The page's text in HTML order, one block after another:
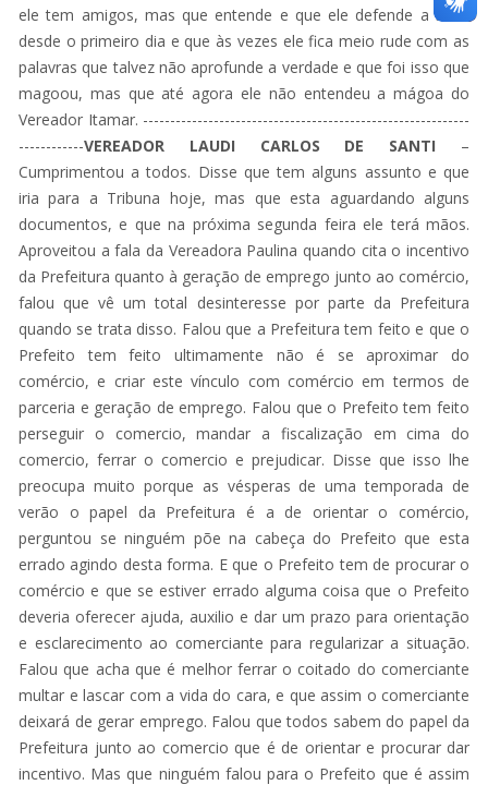
ele tem amigos, mas que entende e que ele defende a base
desde o primeiro dia e que às vezes ele fica meio rude com as
palavras que talvez não aprofunde a verdade e que foi isso que
magoou, mas que até agora ele não entendeu a mágoa do
Vereador Itamar. ------------------------------------------------------------
------------VEREADOR LAUDI CARLOS DE SANTI –
Cumprimentou a todos. Disse que tem alguns assunto e que
iria para a Tribuna hoje, mas que esta aguardando alguns
documentos, e que na próxima segunda feira ele terá mãos.
Aproveitou a fala da Vereadora Paulina quando cita o incentivo
da Prefeitura quanto à geração de emprego junto ao comércio,
falou que vê um total desinteresse por parte da Prefeitura
quando se trata disso. Falou que a Prefeitura tem feito e que o
Prefeito tem feito ultimamente não é se aproximar do
comércio, e criar este vínculo com comércio em termos de
parceria e geração de emprego. Falou que o Prefeito tem feito
perseguir o comercio, mandar a fiscalização em cima do
comercio, ferrar o comercio e prejudicar. Disse que isso lhe
preocupa muito porque as vésperas de uma temporada de
verão o papel da Prefeitura é a de orientar o comércio,
perguntou se ninguém põe na cabeça do Prefeito que esta
errado agindo desta forma. E que o Prefeito tem de procurar o
comércio e que se estiver errado alguma coisa que o Prefeito
deveria oferecer ajuda, auxilio e dar um prazo para orientação
e esclarecimento ao comerciante para regularizar a situação.
Falou que acha que é melhor ferrar o coitado do comerciante
multar e lascar com a vida do cara, e que assim o comerciante
deixará de gerar emprego. Falou que todos sabem do papel da
Prefeitura junto ao comercio que é de orientar e procurar dar
incentivo. Mas que ninguém falou para o Prefeito que é assim